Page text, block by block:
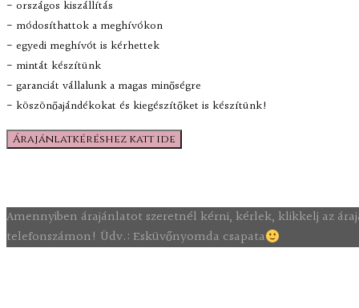
- országos kiszállítás
- módosíthattok a meghívókon
- egyedi meghívót is kérhettek
- mintát készítünk
- garanciát vállalunk a magas minőségre
- köszönőajándékokat és kiegészítőket is készítünk!
Árajánlatkéréshez katt ide
Amennyiben árajánlatot szeretnél kérni, kérlek, klikkelj az
telefonszámon! Üdv.: Esküvőnyomda csapata